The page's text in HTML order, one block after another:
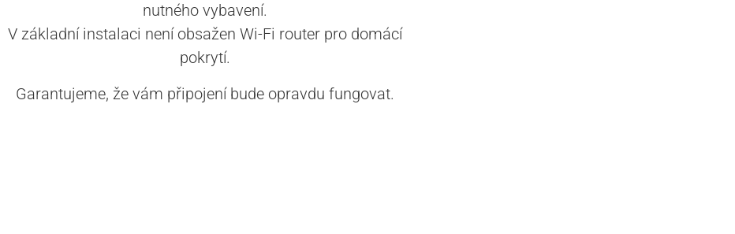
nutného vybavení.
V základní instalaci není obsažen Wi-Fi router pro domácí
pokrytí.
Garantujeme, že vám připojení bude opravdu fungovat.